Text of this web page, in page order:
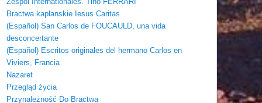
Bractwa kaplanskie Iesus Caritas
(Español) San Carlos de FOUCAULD, una vida
desconcertante
(Español) Escritos originales del hermano Carlos en
Viviers, Francia
Nazaret
Przegląd życia
Przynależność Do Bractwa